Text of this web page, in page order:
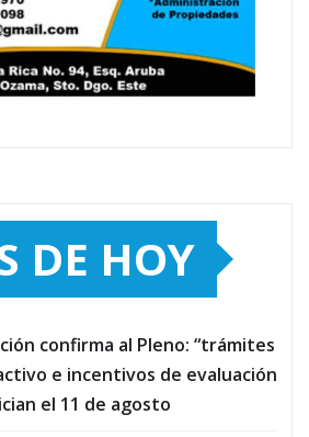
DE HOY
confirma al Pleno: “trámites
e incentivos de evaluación
el 11 de agosto